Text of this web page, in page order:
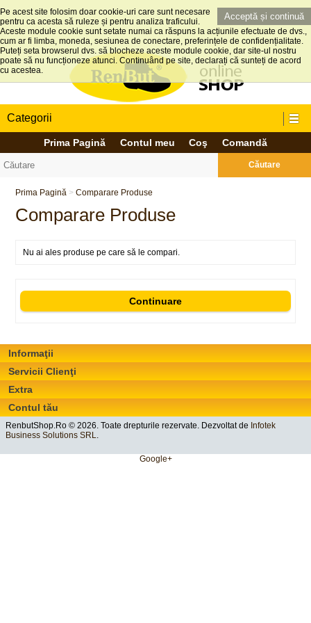
Acceptă și continuă
Pe acest site folosim doar cookie-uri care sunt necesare
pentru ca acesta să ruleze și pentru analiza traficului.
Aceste module cookie sunt setate numai ca răspuns la acțiunile efectuate de dvs.,
cum ar fi limba, moneda, sesiunea de conectare, preferințele de confidențialitate.
Puteți seta browserul dvs. să blocheze aceste module cookie, dar site-ul nostru
poate să nu funcționeze atunci. Continuând pe site, declarați că sunteți de acord
cu acestea.
Categorii
Prima Pagină Contul meu Coş Comandă
Căutare
Prima Pagină >Comparare Produse
Comparare Produse
Nu ai ales produse pe care să le compari.
Continuare
Informaţii
Servicii Clienţi
Extra
Contul tău
RenbutShop.Ro © 2026. Toate drepturile rezervate. Dezvoltat de Infotek
Business Solutions SRL.
Google+